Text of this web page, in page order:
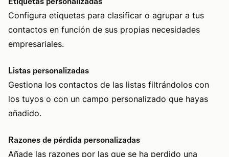
Configura etiquetas para clasificar o agrupar a tus
contactos en función de sus propias necesidades
empresariales.
Listas personalizadas
Gestiona los contactos de las listas filtrándolos con
los tuyos o con un campo personalizado que hayas
añadido.
Razones de pérdida personalizadas
Añade las razones por las que se ha perdido una